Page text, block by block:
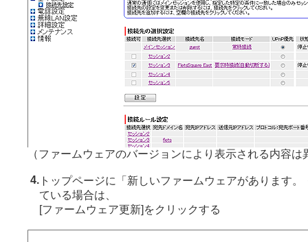
（ファームウェアのバージョンにより表示される内容は
4. トップページに「新しいファームウェアがあります
ている場合は、
[ファームウェア更新]をクリックする